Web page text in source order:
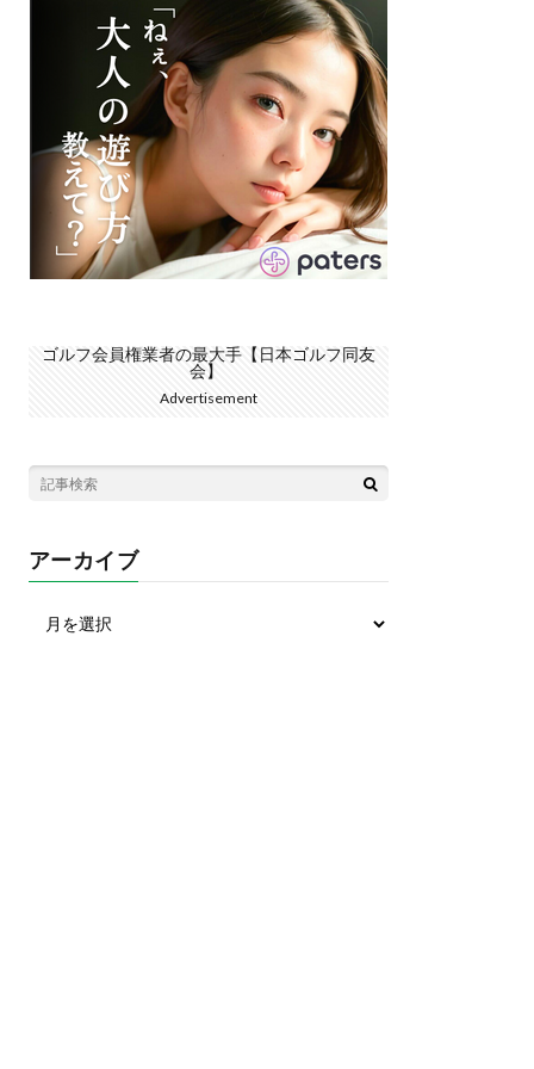
ゴルフ会員権業者の最大手【日本ゴルフ同友
会】
Advertisement
アーカイブ